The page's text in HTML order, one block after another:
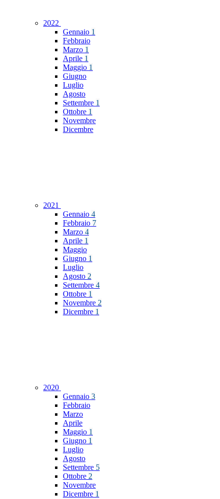
2022
Gennaio 1
Febbraio
Marzo 1
Aprile 1
Maggio 1
Giugno
Luglio
Agosto
Settembre 1
Ottobre 1
Novembre
Dicembre
2021
Gennaio 4
Febbraio 7
Marzo 4
Aprile 1
Maggio
Giugno 1
Luglio
Agosto 2
Settembre 4
Ottobre 1
Novembre 2
Dicembre 1
2020
Gennaio 3
Febbraio
Marzo
Aprile
Maggio 1
Giugno 1
Luglio
Agosto
Settembre 5
Ottobre 2
Novembre
Dicembre 1